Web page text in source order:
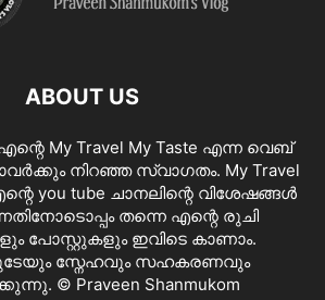
ABOUT US
എന്റെ My Travel My Taste എന്ന വെബ്
നിറഞ്ഞ സ്വാഗതം. My Travel
you tube ചാനലിന്റെ വിശേഷങ്ങൾ
തന്നെ എന്റെ രുചി
പോസ്റ്റുകളും ഇവിടെ കാണാം.
സ്നേഹവും സഹകരണവും
© Praveen Shanmukom